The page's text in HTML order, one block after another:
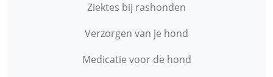
Ziektes bij rashonden
Verzorgen van je hond
Medicatie voor de hond